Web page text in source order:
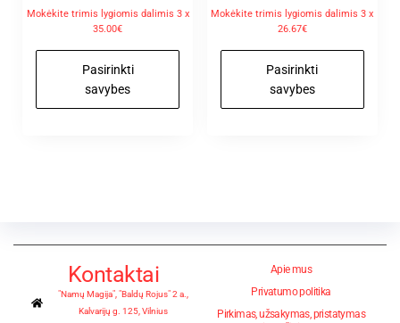
Mokėkite trimis lygiomis dalimis 3 x
35.00€
Pasirinkti
savybes
Mokėkite trimis lygiomis dalimis 3 x
26.67€
Pasirinkti
savybes
Kontaktai
"Namų Magija", "Baldų Rojus" 2 a.,
Kalvarijų g. 125, Vilnius
Apie mus
Privatumo politika
Pirkimas, užsakymas, pristatymas